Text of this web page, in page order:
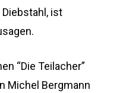
ist
“Die Teilacher”
Michel Bergmann